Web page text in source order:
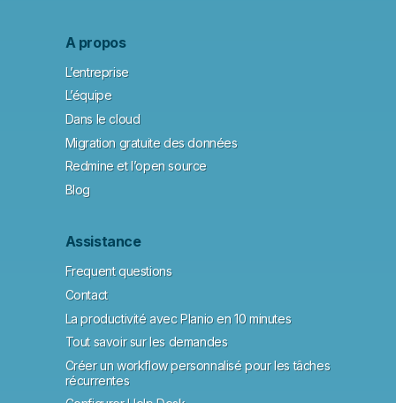
A propos
L’entreprise
L’équipe
Dans le cloud
Migration gratuite des données
Redmine et l’open source
Blog
Assistance
Frequent questions
Contact
La productivité avec Planio en 10 minutes
Tout savoir sur les demandes
Créer un workflow personnalisé pour les tâches
récurrentes